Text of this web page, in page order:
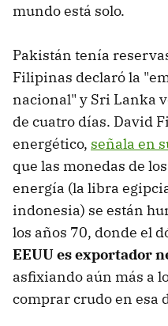
mundo está solo.
Pakistán tenía
Filipinas declaró la
nacional" y Sri Lanka
de cuatro días. David
energético, señala en
que las monedas de
energía (la libra
indonesia) se están
los años 70, donde el
EEUU es exportador
asfixiando aún más a
comprar crudo en esa